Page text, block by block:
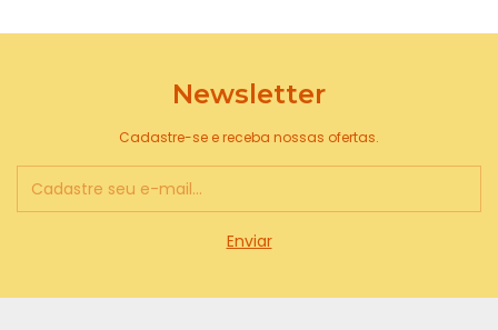
Newsletter
Cadastre-se e receba nossas ofertas.